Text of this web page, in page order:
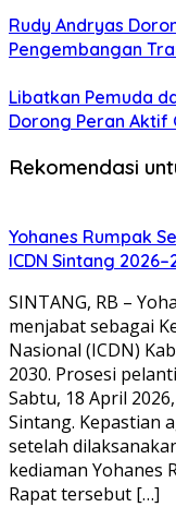
Rudy Andryas
Pengembangan
Libatkan Pemuda
Dorong Peran Aktif
Rekomendasi
Yohanes Rumpak
ICDN Sintang
SINTANG, RB –
menjabat sebagai
Nasional (ICDN)
2030. Prosesi
Sabtu, 18 April
Sintang. Kepastian
setelah
kediaman Yohanes
Rapat tersebut […]